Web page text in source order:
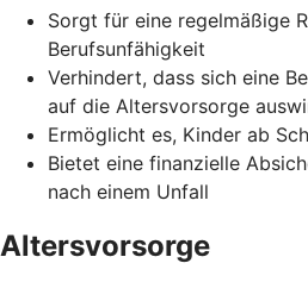
Sorgt für eine regelmäßige
Berufsunfähigkeit
Verhindert, dass sich eine
auf die Altersvorsorge
Ermöglicht es, Kinder ab
Bietet eine finanzielle
nach einem Unfall
Altersvorsorge